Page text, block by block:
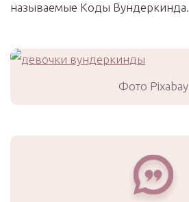
называемые Коды Вундеркинда.
Фото Pixabay